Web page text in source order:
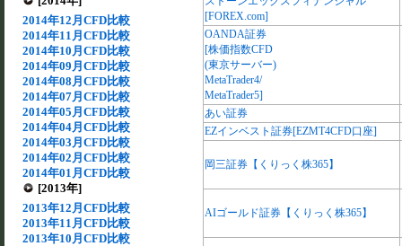
2014年12月CFD比較
2014年11月CFD比較
2014年10月CFD比較
2014年09月CFD比較
2014年08月CFD比較
2014年07月CFD比較
2014年05月CFD比較
2014年04月CFD比較
2014年03月CFD比較
2014年02月CFD比較
2014年01月CFD比較
[2013年]
2013年12月CFD比較
2013年11月CFD比較
2013年10月CFD比較
[FOREX.com]
OANDA証券
[株価指数CFD
(東京サーバー)
MetaTrader4/
MetaTrader5]
あい証券
EZインベスト証券[EZMT4CFD口座]
岡三証券【くりっく株365】
AIゴールド証券【くりっく株365】